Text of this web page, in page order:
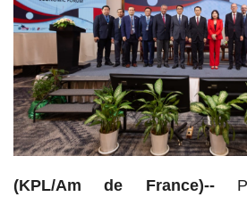
(KPL/Am de France)--